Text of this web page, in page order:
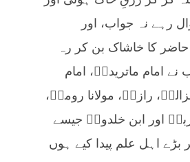
رہے نہ جواب، اور
کا خاشاک بن کر رہ
امام ماتریدیؒ، امام
رازیؒ، مولانا رومیؒ،
اور ابن خلدونؒ جیسے
بڑے اہل علم پیدا کیے ہوں